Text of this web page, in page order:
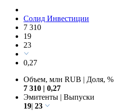
Солид Инвестиции
7 310
19
23
0,27
Объем, млн RUB | Доля, %
7 310 | 0,27
Эмитенты | Выпуски
19| 23